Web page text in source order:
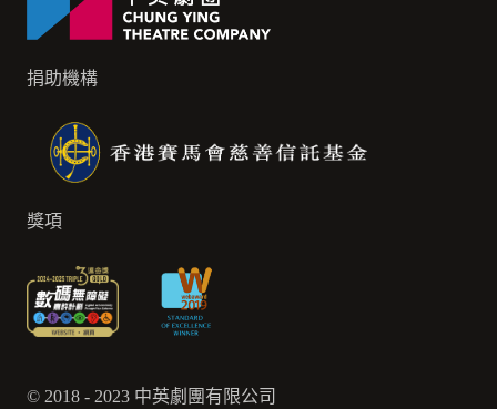
捐助機構
獎項
© 2018 - 2023 中英劇團有限公司